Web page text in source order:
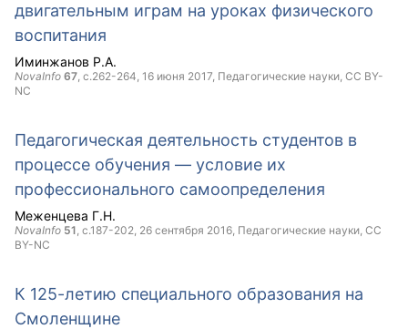
двигательным играм на уроках физического
воспитания
Иминжанов Р.А.
NovaInfo 67, с.262-264, 16 июня 2017, Педагогические науки, CC BY-
NC
Педагогическая деятельность студентов в
процессе обучения — условие их
профессионального самоопределения
Меженцева Г.Н.
NovaInfo 51, с.187-202, 26 сентября 2016, Педагогические науки, CC
BY-NC
К 125-летию специального образования на
Смоленщине